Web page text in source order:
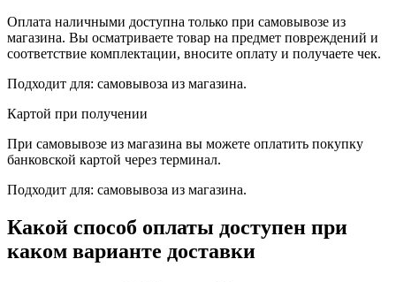
Оплата наличными доступна только при самовывозе из
магазина. Вы осматриваете товар на предмет повреждений и
соответствие комплектации, вносите оплату и получаете чек.
Подходит для: самовывоза из магазина.
Картой при получении
При самовывозе из магазина вы можете оплатить покупку
банковской картой через терминал.
Подходит для: самовывоза из магазина.
Какой способ оплаты доступен при
каком варианте доставки